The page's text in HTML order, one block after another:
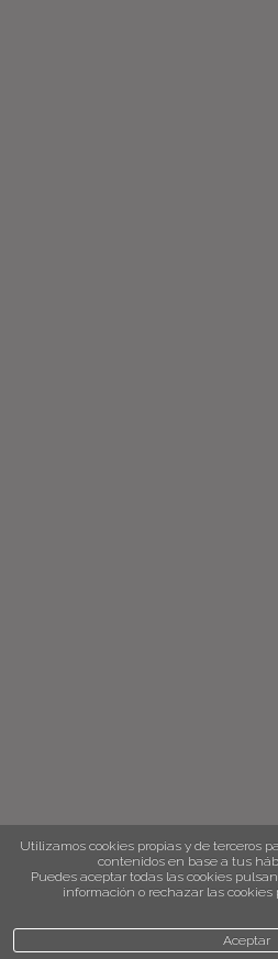
Utilizamos cookies propias y de terceros
contenidos en base a tus
Puedes aceptar todas las cookies
información o rechazar las cookies
Aceptar